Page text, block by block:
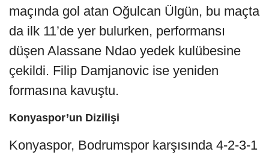
maçında gol atan Oğulcan Ülgün, bu maçta
da ilk 11’de yer bulurken, performansı
düşen Alassane Ndao yedek kulübesine
çekildi. Filip Damjanovic ise yeniden
formasına kavuştu.
Konyaspor’un Dizilişi
Konyaspor, Bodrumspor karşısında 4-2-3-1